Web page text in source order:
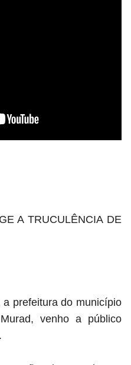
A TRUCULÊNCIA DE
prefeitura do município
venho a público